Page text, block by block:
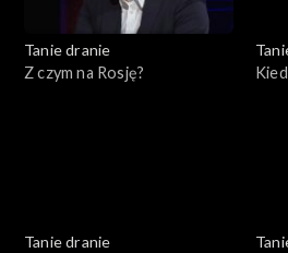
Tanie dranie
Z czym na Rosję?
Tanie dranie